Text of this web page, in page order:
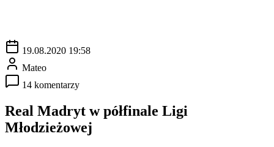
19.08.2020 19:58
Mateo
14 komentarzy
Real Madryt w półfinale Ligi
Młodzieżowej